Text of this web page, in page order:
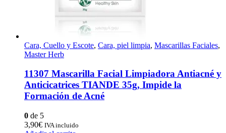
Cara, Cuello y Escote, Cara, piel limpia, Mascarillas Faciales,
Master Herb
11307 Mascarilla Facial Limpiadora Antiacné y
Anticicatrices TIANDE 35g, Impide la
Formación de Acné
0 de 5
3,90€ IVA incluido